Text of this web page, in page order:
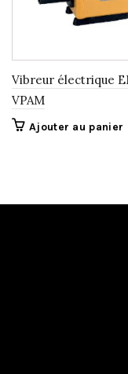
Vibreur électrique
VPAM
Ajouter au panier